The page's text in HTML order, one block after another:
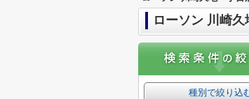
ローソン 川崎
種別で絞り込